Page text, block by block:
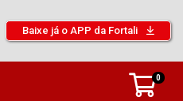
Baixe já o APP da Fortali
0